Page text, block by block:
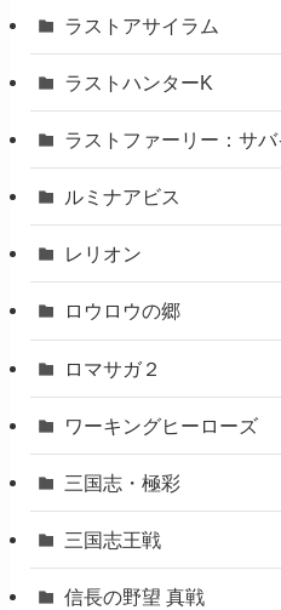
ラストアサイラム
ラストハンターK
ラストファーリー：サ
ルミナアビス
レリオン
ロウロウの郷
ロマサガ２
ワーキングヒーローズ
三国志・極彩
三国志王戦
信長の野望 真戦